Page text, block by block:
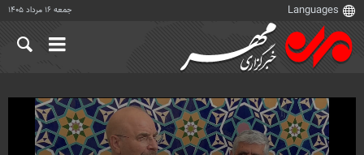
جمعه ۱۶ مرداد ۱۴۰۵